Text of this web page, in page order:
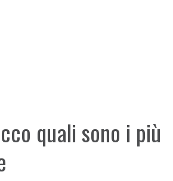
quali sono i più